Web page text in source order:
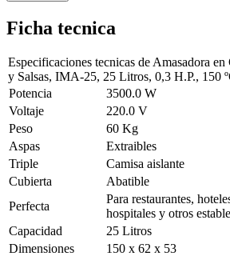
Ficha tecnica
Especificaciones tecnicas de Amasadora en
y Salsas, IMA-25, 25 Litros, 0,3 H.P., 150
Potencia
3500.0 W
Voltaje
220.0 V
Peso
60 Kg
Aspas
Extraibles
Triple
Camisa aislante
Cubierta
Abatible
Perfecta
Para restaurantes,
hospitales y otros
Capacidad
25 Litros
Dimensiones
150 x 62 x 53